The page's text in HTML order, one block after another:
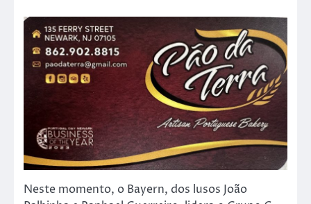
Neste momento, o Bayern, dos lusos João